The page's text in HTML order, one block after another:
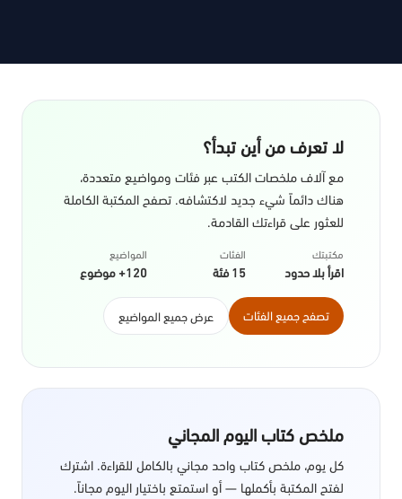
لا تعرف من أين تبدأ؟
مع آلاف ملخصات الكتب عبر فئات ومواضيع متعددة،
هناك دائماً شيء جديد لاكتشافه. تصفح المكتبة الكاملة
للعثور على قراءتك القادمة.
مكتبتك
اقرأ بلا حدود
الفئات
15 فئة
المواضيع
120+ موضوع
تصفح جميع الفئات عرض جميع المواضيع
ملخص كتاب اليوم المجاني
كل يوم، ملخص كتاب واحد مجاني بالكامل للقراءة. اشترك
لفتح المكتبة بأكملها — أو استمتع باختيار اليوم مجاناً.